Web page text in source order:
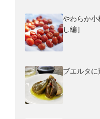
やわらか小
し編］
ブエルタ